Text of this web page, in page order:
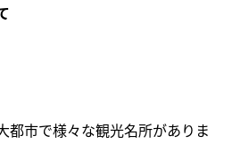
都市で様々な観光名所がありま